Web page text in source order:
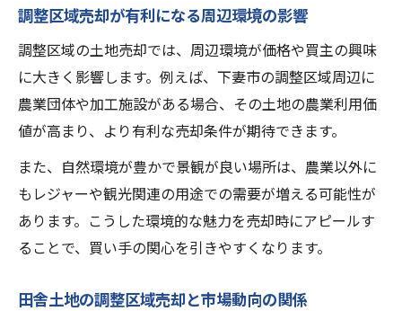
調整区域売却が有利になる周辺環境の影響
調整区域の土地売却では、周辺環境が価格や買主の興味
に大きく影響します。例えば、下妻市の調整区域周辺に
農業団体や加工施設がある場合、その土地の農業利用価
値が高まり、より有利な売却条件が期待できます。
また、自然環境が豊かで景観が良い場所は、農業以外に
もレジャーや観光関連の用途での需要が増える可能性が
あります。こうした環境的な魅力を売却時にアピールす
ることで、買い手の関心を引きやすくなります。
田舎土地の調整区域売却と市場動向の関係